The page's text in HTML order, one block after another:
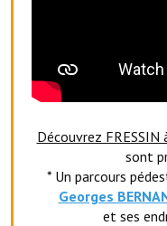
VILLE ACTIVE
Village culturel
La société musicale de
La troupe théâtrale
Les Amis du Patrimoine
Découvrez FRESSIN
sont
* Un parcours
Georges
et ses